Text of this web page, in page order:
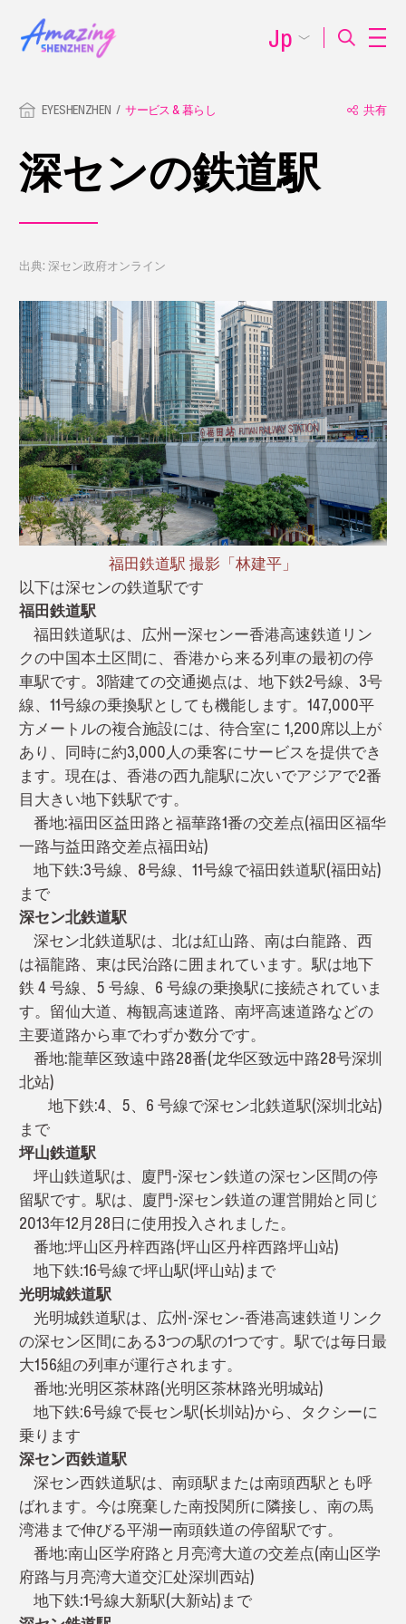
EYESHENZHEN サービス & 暮らし 共有
深センの鉄道駅
出典: 深セン政府オンライン
福田鉄道駅 撮影「林建平」
以下は深センの鉄道駅です
福田鉄道駅
福田鉄道駅は、広州ー深センー香港高速鉄道リン
クの中国本土区間に、香港から来る列車の最初の停
車駅です。3階建ての交通拠点は、地下鉄2号線、3号
線、11号線の乗換駅としても機能します。147,000平
方メートルの複合施設には、待合室に 1,200席以上が
あり、同時に約3,000人の乗客にサービスを提供でき
ます。現在は、香港の西九龍駅に次いでアジアで2番
目大きい地下鉄駅です。
番地:福田区益田路と福華路1番の交差点(福田区福华
一路与益田路交差点福田站)
地下鉄:3号線、8号線、11号線で福田鉄道駅(福田站)
まで
深セン北鉄道駅
深セン北鉄道駅は、北は紅山路、南は白龍路、西
は福龍路、東は民治路に囲まれています。駅は地下
鉄 4 号線、5 号線、6 号線の乗換駅に接続されていま
す。留仙大道、梅観高速道路、南坪高速道路などの
主要道路から車でわずか数分です。
番地:龍華区致遠中路28番(龙华区致远中路28号深圳
北站)
地下鉄:4、5、6 号線で深セン北鉄道駅(深圳北站)
まで
坪山鉄道駅
坪山鉄道駅は、廈門-深セン鉄道の深セン区間の停
留駅です。駅は、廈門-深セン鉄道の運営開始と同じ
2013年12月28日に使用投入されました。
番地:坪山区丹梓西路(坪山区丹梓西路坪山站)
地下鉄:16号線で坪山駅(坪山站)まで
光明城鉄道駅
光明城鉄道駅は、広州-深セン-香港高速鉄道リンク
の深セン区間にある3つの駅の1つです。駅では毎日最
大156組の列車が運行されます。
番地:光明区茶林路(光明区茶林路光明城站)
地下鉄:6号線で長セン駅(长圳站)から、タクシーに
乗ります
深セン西鉄道駅
深セン西鉄道駅は、南頭駅または南頭西駅とも呼
ばれます。今は廃棄した南投関所に隣接し、南の馬
湾港まで伸びる平湖ー南頭鉄道の停留駅です。
番地:南山区学府路と月亮湾大道の交差点(南山区学
府路与月亮湾大道交汇处深圳西站)
地下鉄:1号線大新駅(大新站)まで
Jp